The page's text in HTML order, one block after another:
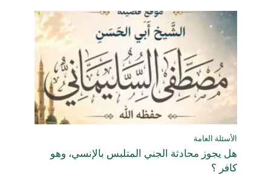
الأسئلة العامة
هل يجوز محادثة الجني المتلبس بالإنسي، وهو
كافر ؟